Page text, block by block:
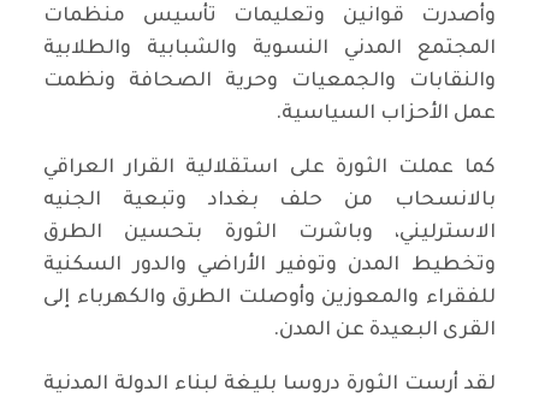
وأصدرت قوانين وتعليمات تأسيس منظمات
المجتمع المدني النسوية والشبابية والطلابية
والنقابات والجمعيات وحرية الصحافة ونظمت
عمل الأحزاب السياسية.
كما عملت الثورة على استقلالية القرار العراقي
بالانسحاب من حلف بغداد وتبعية الجنيه
الاسترليني، وباشرت الثورة بتحسين الطرق
وتخطيط المدن وتوفير الأراضي والدور السكنية
للفقراء والمعوزين وأوصلت الطرق والكهرباء إلى
القرى البعيدة عن المدن.
لقد أرست الثورة دروسا بليغة لبناء الدولة المدنية